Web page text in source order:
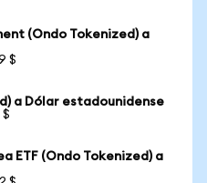
(Ondo Tokenized) a
$
a Dólar estadounidense
$
ETF (Ondo Tokenized) a